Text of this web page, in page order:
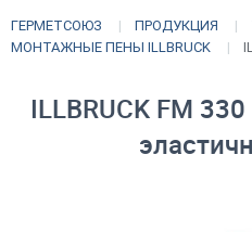
ГЕРМЕТСОЮЗ ПРОДУКЦИЯ
МОНТАЖНЫЕ ПЕНЫ ILLBRUCK
ILLBRUCK FM